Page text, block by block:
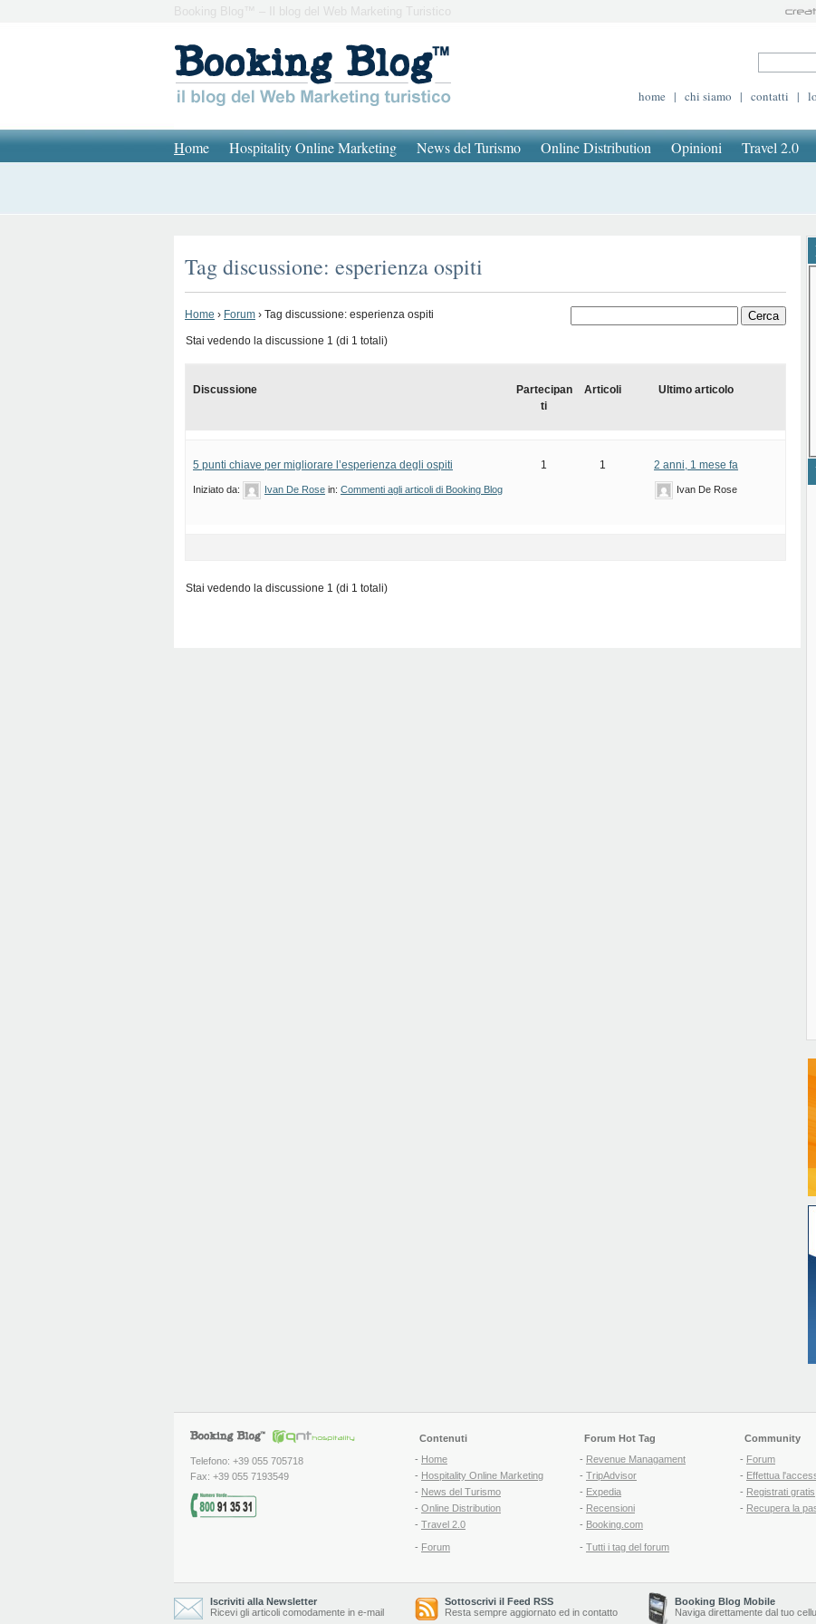
Booking Blog™ – Il blog del Web Marketing Turistico
home | chi siamo | contatti |
Home Hospitality Online Marketing News del Turismo Online Distribution Opinioni Travel 2.0
Tag discussione: esperienza ospiti
Home › Forum › Tag discussione: esperienza ospiti
Stai vedendo la discussione 1 (di 1 totali)
Discussione
Partecipan
ti
Articoli Ultimo articolo
5 punti chiave per migliorare l’esperienza degli ospiti
Iniziato da: Ivan De Rose in: Commenti agli articoli di Booking Blog
1 1 2 anni, 1 mese fa
Ivan De Rose
Stai vedendo la discussione 1 (di 1 totali)
Telefono: +39 055 705718
Fax: +39 055 7193549
Contenuti
- Home
- Hospitality Online Marketing
- News del Turismo
- Online Distribution
- Travel 2.0
- Forum
Forum Hot Tag
- Revenue Managament
- TripAdvisor
- Expedia
- Recensioni
- Booking.com
- Tutti i tag del forum
Community
- Forum
- Effettua
- Registrati gratis
- Recupera la
Iscriviti alla Newsletter
Ricevi gli articoli comodamente in e-mail
Sottoscrivi il Feed RSS
Resta sempre aggiornato ed in contatto
Booking Blog Mobile
Naviga direttamente dal tuo